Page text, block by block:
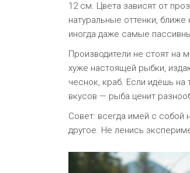
12 см. Цвета зависят от
натуральные оттенки,
иногда даже самые
Производители не стоят на
хуже настоящей рыбки,
чеснок, краб. Если идёшь
вкусов — рыба ценит
Совет: всегда имей с собой
другое. Не ленись